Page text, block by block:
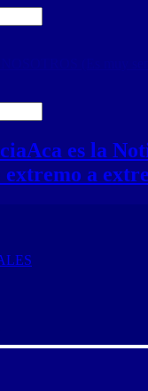
Aca es la
extremo a